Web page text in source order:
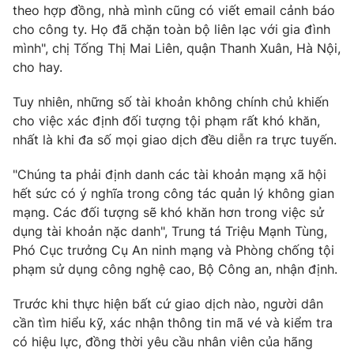
Ðiện thoại Thời báo VTV:024.66 897 897
Email:toasoan@vtv.vn
Liên hệ quảng cáo: 024-7300.7108
® Cấm sao chép dưới mọi hình thức nếu không có sự chấp
thông tin từ website này.
theo hợp đồng, nhà mình cũng có viết email cảnh báo
cho công ty. Họ đã chặn toàn bộ liên lạc với gia đình
mình", chị Tống Thị Mai Liên, quận Thanh Xuân, Hà Nội,
cho hay.
Tuy nhiên, những số tài khoản không chính chủ khiến
cho việc xác định đối tượng tội phạm rất khó khăn,
nhất là khi đa số mọi giao dịch đều diễn ra trực tuyến.
"Chúng ta phải định danh các tài khoản mạng xã hội
hết sức có ý nghĩa trong công tác quản lý không gian
mạng. Các đối tượng sẽ khó khăn hơn trong việc sử
dụng tài khoản nặc danh", Trung tá Triệu Mạnh Tùng,
Phó Cục trưởng Cụ An ninh mạng và Phòng chống tội
phạm sử dụng công nghệ cao, Bộ Công an, nhận định.
Trước khi thực hiện bất cứ giao dịch nào, người dân
cần tìm hiểu kỹ, xác nhận thông tin mã vé và kiểm tra
có hiệu lực, đồng thời yêu cầu nhân viên của hãng